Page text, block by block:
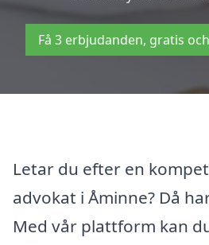
Få 3 erbjudanden, gratis
Letar du efter en
advokat i Åminne? Då
Med vår plattform kan